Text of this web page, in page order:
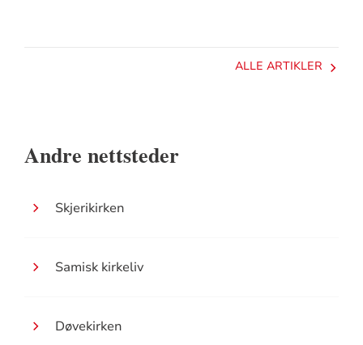
ALLE ARTIKLER
Andre nettsteder
Skjerikirken
Samisk kirkeliv
Døvekirken